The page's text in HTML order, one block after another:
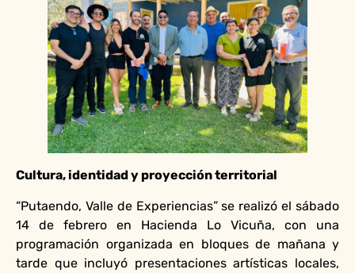
Cultura, identidad y proyección territorial
“Putaendo, Valle de Experiencias” se realizó el sábado
14 de febrero en Hacienda Lo Vicuña, con una
programación organizada en bloques de mañana y
tarde que incluyó presentaciones artísticas locales,